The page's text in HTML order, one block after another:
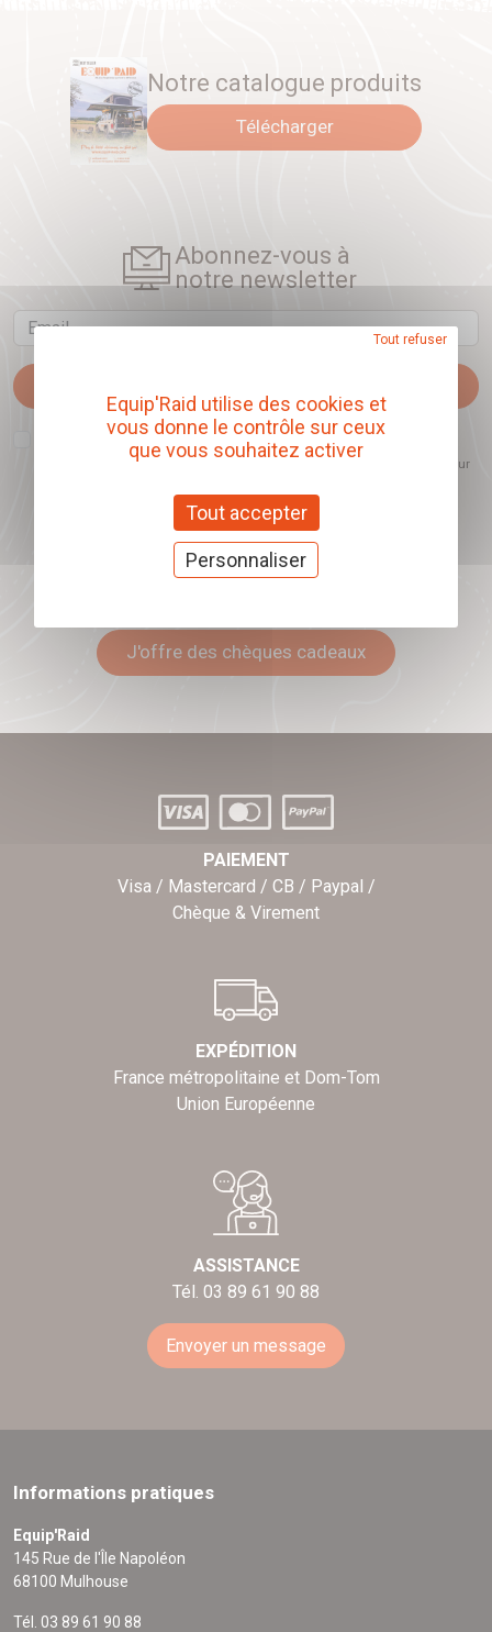
Notre catalogue produits
Télécharger
Abonnez-vous à
notre newsletter
Email
J'accepte que l'ouverture des newsletters soit mesurée, afin de mieux
comprendre les sujets qui m'intéressent et d'améliorer les contenus
proposés. Ce choix est modifiable à tout moment et reste sans incidence sur
Offrez nos chèques
J'offre des chèques cadeaux
PAIEMENT
Visa / Mastercard / CB / Paypal /
Chèque & Virement
EXPÉDITION
France métropolitaine et Dom-Tom
Union Européenne
ASSISTANCE
Tél. 03 89 61 90 88
Envoyer un message
Informations pratiques
Equip'Raid
145 Rue de l'Île Napoléon
68100 Mulhouse
Tél. 03 89 61 90 88
Equip'Raid utilise des cookies et
vous donne le contrôle sur ceux
que vous souhaitez activer
Tout accepter
Tout refuser
Personnaliser